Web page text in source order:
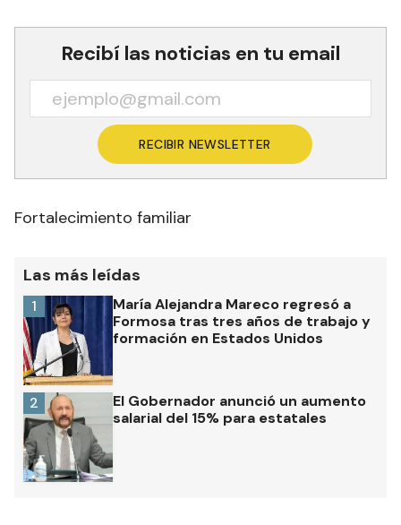
Recibí las noticias en tu email
RECIBIR NEWSLETTER
Fortalecimiento familiar
Las más leídas
María Alejandra Mareco regresó a
Formosa tras tres años de trabajo y
formación en Estados Unidos
1
El Gobernador anunció un aumento
salarial del 15% para estatales
2